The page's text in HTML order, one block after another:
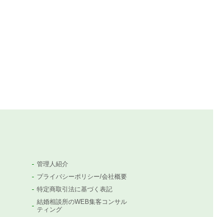
管理人紹介
プライバシーポリシー/会社概要
特定商取引法に基づく表記
結婚相談所のWEB集客コンサル
ティング